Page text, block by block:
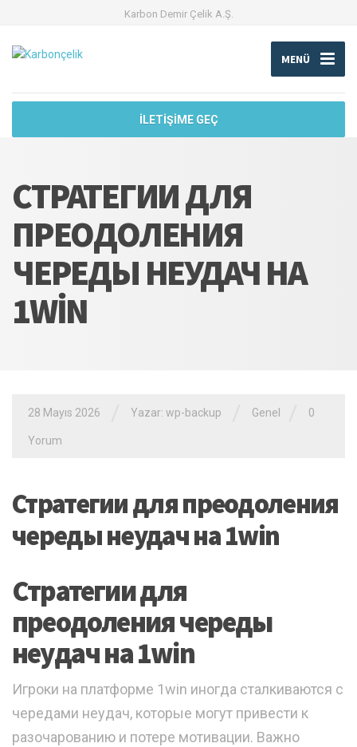
Karbon Demir Çelik A.Ş.
MENÜ
İLETİŞİME GEÇ
СТРАТЕГИИ ДЛЯ
ПРЕОДОЛЕНИЯ
ЧЕРЕДЫ НЕУДАЧ НА
1WIN
28 Mayıs 2026 Yazar: wp-backup Genel 0
Yorum
Стратегии для преодоления
череды неудач на 1win
Стратегии для
преодоления череды
неудач на 1win
Игроки на платформе 1win иногда сталкиваются с
чередами неудач, которые могут привести к
разочарованию и потере мотивации. Важно